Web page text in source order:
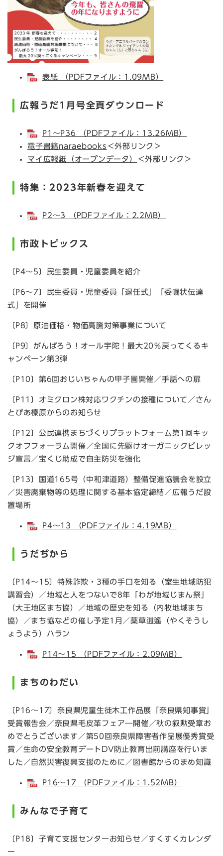
表紙 （PDFファイル：1.09MB）
広報うだ1月号全頁ダウンロード
P1～P36 （PDFファイル：13.26MB）
電子書籍naraebooks ＜外部リンク＞
マイ広報紙（オープンデータ）
＜外部リンク＞
特集：2023年新春を迎えて
P2～3 （PDFファイル：2.2MB）
市政トピックス
〔P4～5〕民生委員・児童委員を紹介
〔P6～7〕民生委員・児童委員「退任式」「委嘱状伝達
式」を開催
〔P8〕原油価格・物価高騰対策事業について
〔P9〕がんばろう！オール宇陀！最大20％戻ってくるキ
ャンペーン第3弾
〔P10〕第6回おじいちゃんの甲子園開催／手話への扉
〔P11〕オミクロン株対応ワクチンの接種について／さん
とぴあ榛原からのお知らせ
〔P12〕公民連携まちづくりプラットフォーム第1回キッ
クオフフォーラム開催／全国に先駆けオーガニックビレッ
ジ宣言／宝くじ助成で自主防災を強化
〔P13〕国道165号（中和津道路）整備促進協議会を設立
／災害廃棄物等の処理に関する基本協定締結／広報うだ設
置場所
P4～13 （PDFファイル：4.19MB）
うだぢから
〔P14～15〕特殊詐欺・3種の手口を知る（室生地域防犯
講習会）／地域と人をつないで8年「わが地域じまん祭」
（大王地区まち協）／地域の歴史を知る（内牧地域まち
協）／まち協などの催し予定1月／薬草逍遙（やくそうし
ょうよう）ハラン
P14～15 （PDFファイル：2.09MB）
まちのわだい
〔P16～17〕奈良県児童生徒木工作品展「奈良県知事賞」
受賞報告会／奈良県毛皮革フェア―開催／秋の叙勲受章お
めでとうございます／第50回奈良県障害者作品展優秀賞受
賞／生命の安全教育デートDV防止教育出前講座を行いま
した／自然災害復興支援のために／図書館からのまめ知識
P16～17 （PDFファイル：1.52MB）
みんなで子育て
〔P18〕子育て支援センターお知らせ／すくすくカレンダ
ー